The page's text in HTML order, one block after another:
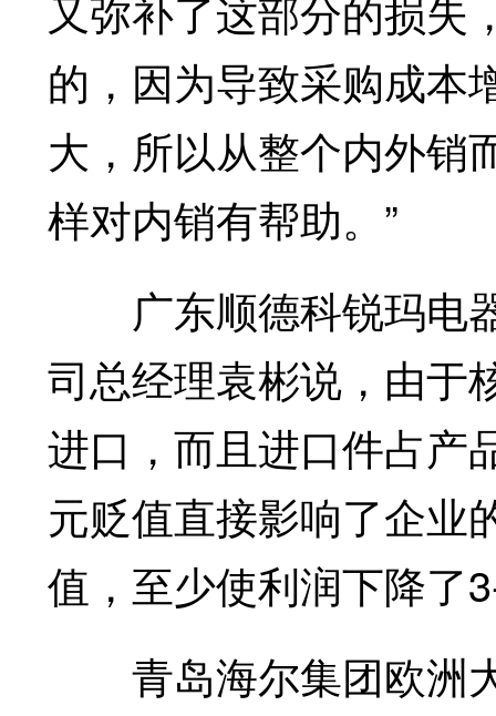
的，因为导致采购成本
大，所以从整个内外销
样对内销有帮助。”
广东顺德科锐玛电
司总经理袁彬说，由于
进口，而且进口件占产
元贬值直接影响了企业
值，至少使利润下降了
青岛海尔集团欧洲